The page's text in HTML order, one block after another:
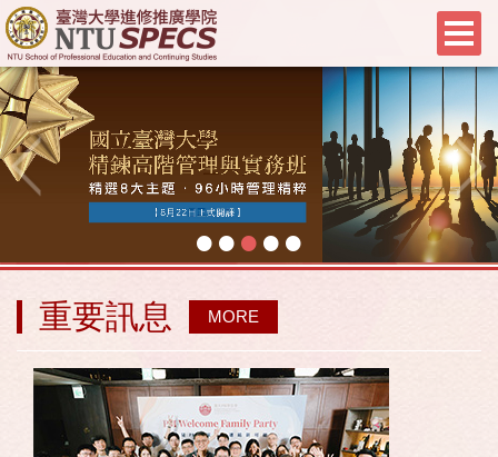
•••••
重要訊息 MORE